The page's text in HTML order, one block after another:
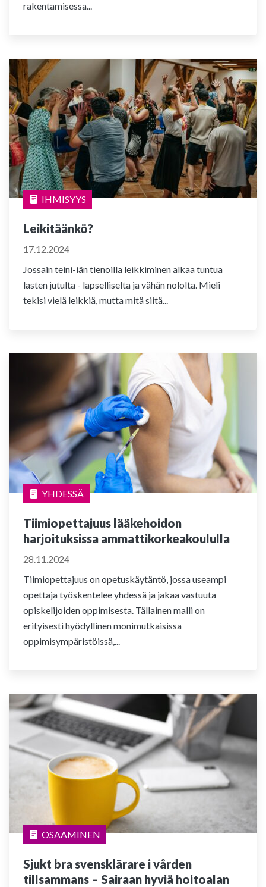
rakentamisessa...
IHMISYYS
Leikitäänkö?
17.12.2024
Jossain teini-iän tienoilla leikkiminen alkaa tuntua
lasten jutulta - lapselliselta ja vähän nololta. Mieli
tekisi vielä leikkiä, mutta mitä siitä...
YHDESSÄ
Tiimiopettajuus lääkehoidon
harjoituksissa ammattikorkeakoululla
28.11.2024
Tiimiopettajuus on opetuskäytäntö, jossa useampi
opettaja työskentelee yhdessä ja jakaa vastuuta
opiskelijoiden oppimisesta. Tällainen malli on
erityisesti hyödyllinen monimutkaisissa
oppimisympäristöissä,...
OSAAMINEN
Sjukt bra svensklärare i vården
tillsammans – Sairaan hyviä hoitoalan